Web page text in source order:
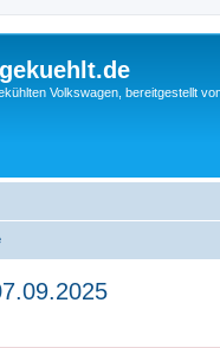
Volkswagen, bereitgestellt